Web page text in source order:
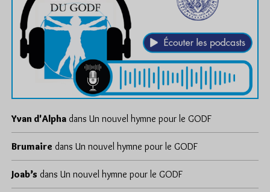
Yvan d'Alpha dans Un nouvel hymne pour le GODF
Brumaire dans Un nouvel hymne pour le GODF
Joab’s dans Un nouvel hymne pour le GODF